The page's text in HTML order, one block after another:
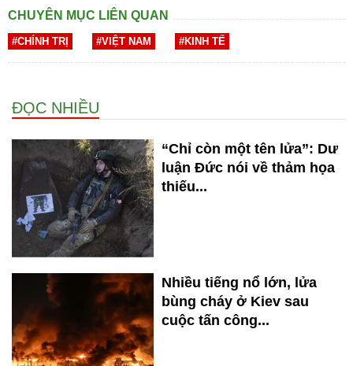
CHUYÊN MỤC LIÊN QUAN
#CHÍNH TRỊ #VIỆT NAM #KINH TẾ
ĐỌC NHIỀU
“Chỉ còn một tên lửa”: Dư
luận Đức nói về thảm họa
thiếu...
Nhiều tiếng nổ lớn, lửa
bùng cháy ở Kiev sau
cuộc tấn công...